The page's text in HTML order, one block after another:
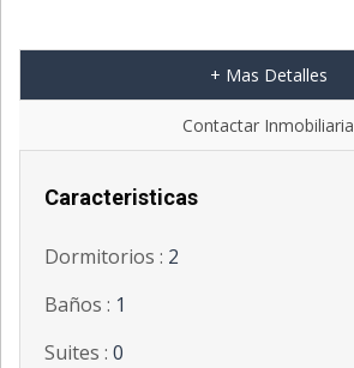
+ Mas Detalles
Contactar Inmobiliaria
Caracteristicas
Dormitorios : 2
Baños : 1
Suites : 0